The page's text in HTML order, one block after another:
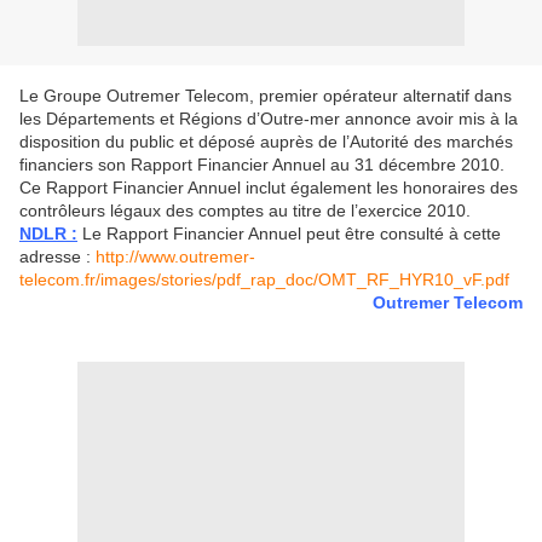
Le Groupe Outremer Telecom, premier opérateur alternatif dans
les Départements et Régions d’Outre-mer annonce avoir mis à la
disposition du public et déposé auprès de l’Autorité des marchés
financiers son Rapport Financier Annuel au 31 décembre 2010.
Ce Rapport Financier Annuel inclut également les honoraires des
contrôleurs légaux des comptes au titre de l’exercice 2010.
NDLR : Le Rapport Financier Annuel peut être consulté à cette
adresse : http://www.outremer-
telecom.fr/images/stories/pdf_rap_doc/OMT_RF_HYR10_vF.pdf
Outremer Telecom